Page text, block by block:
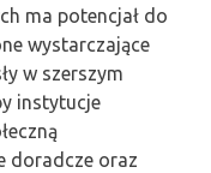
ma potencjał do
wystarczające
w szerszym
instytucje
doradcze oraz